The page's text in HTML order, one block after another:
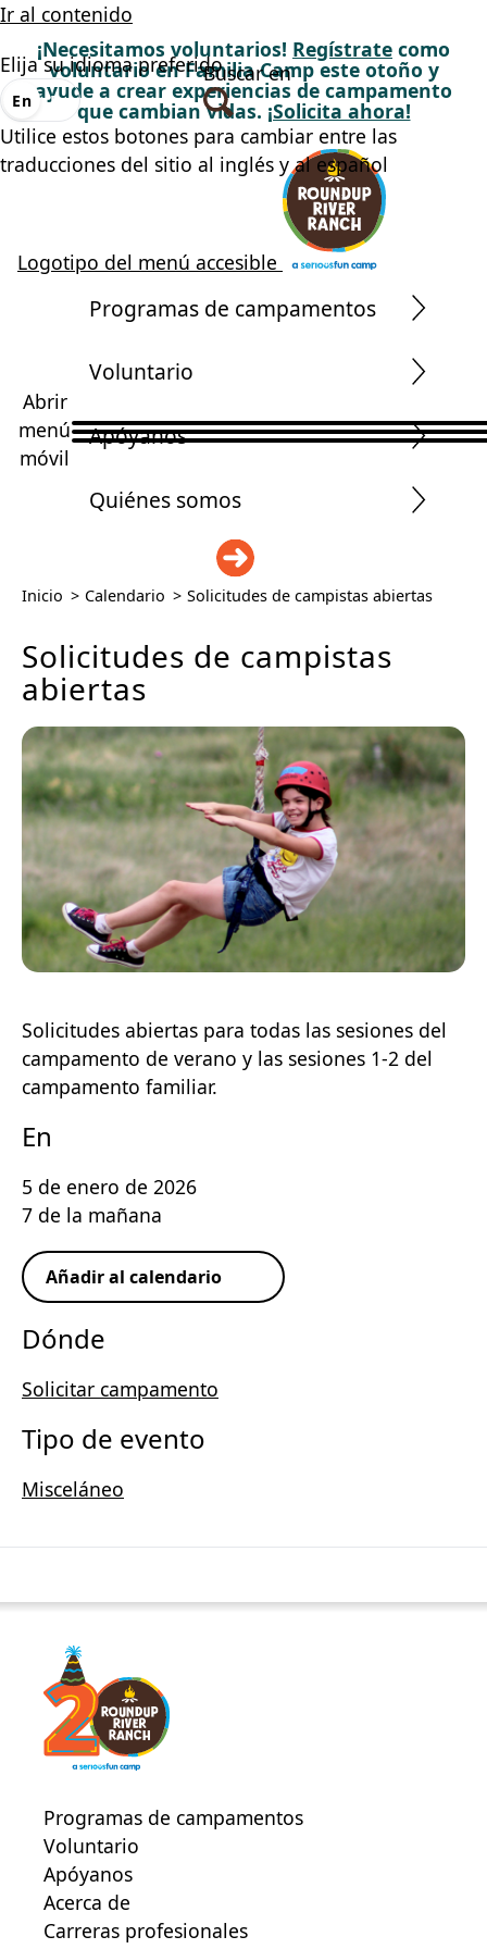
Ir al contenido
¡Necesitamos voluntarios! Regístrate como
voluntario en Familia Camp este otoño y
ayude a crear experiencias de campamento
que cambian vidas. ¡Solicita ahora!
Logotipo del menú accesible
Buscar en
Elija su idioma preferido
En Es
Utilice estos botones para cambiar entre las
traducciones del sitio al inglés y al español
Abrir
menú
móvil
Programas de campamentos
Voluntario
Apóyanos
Quiénes somos
Inicio > Calendario > Solicitudes de campistas abiertas
Solicitudes de campistas
abiertas
Solicitudes abiertas para todas las sesiones del
campamento de verano y las sesiones 1-2 del
campamento familiar.
En
5 de enero de 2026
7 de la mañana
Añadir al calendario
Descargar ICS Calendario de Google
Dónde
Solicitar campamento
Tipo de evento
Misceláneo
Programas de campamentos
Voluntario
Apóyanos
Acerca de
Carreras profesionales